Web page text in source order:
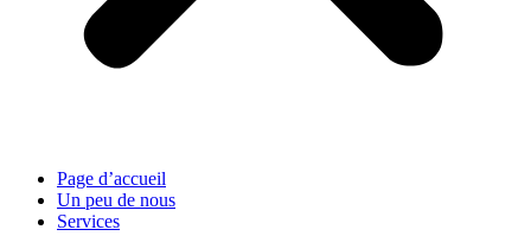
Page d’accueil
Un peu de nous
Services